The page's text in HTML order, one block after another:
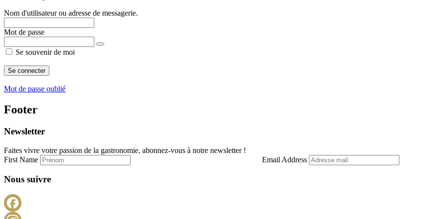
Nom d'utilisateur ou adresse de messagerie.
Mot de passe
Se souvenir de moi
Mot de passe oublié
Footer
Newsletter
Faites vivre votre passion de la gastronomie, abonnez-vous à notre newsletter !
First Name
Email Address
Nous suivre